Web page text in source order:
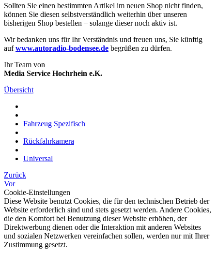
Sollten Sie einen bestimmten Artikel im neuen Shop nicht finden,
können Sie diesen selbstverständlich weiterhin über unseren
bisherigen Shop bestellen – solange dieser noch aktiv ist.
Wir bedanken uns für Ihr Verständnis und freuen uns, Sie künftig
aufwww.autoradio-bodensee.de begrüßen zu dürfen.
Ihr Team von
Media Service Hochrhein e.K.
Übersicht
Fahrzeug Spezifisch
Rückfahrkamera
Universal
Zurück
Vor
Cookie-Einstellungen
Diese Website benutzt Cookies, die für den technischen Betrieb der
Website erforderlich sind und stets gesetzt werden. Andere Cookies,
die den Komfort bei Benutzung dieser Website erhöhen, der
Direktwerbung dienen oder die Interaktion mit anderen Websites
und sozialen Netzwerken vereinfachen sollen, werden nur mit Ihrer
Zustimmung gesetzt.